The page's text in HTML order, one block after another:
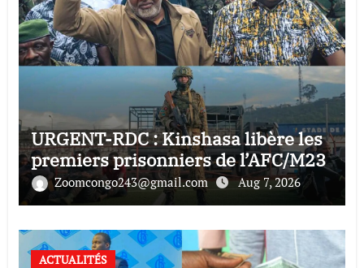
URGENT-RDC : Kinshasa libère les
premiers prisonniers de l’AFC/M23
Zoomcongo243@gmail.com Aug 7, 2026
ACTUALITÉS